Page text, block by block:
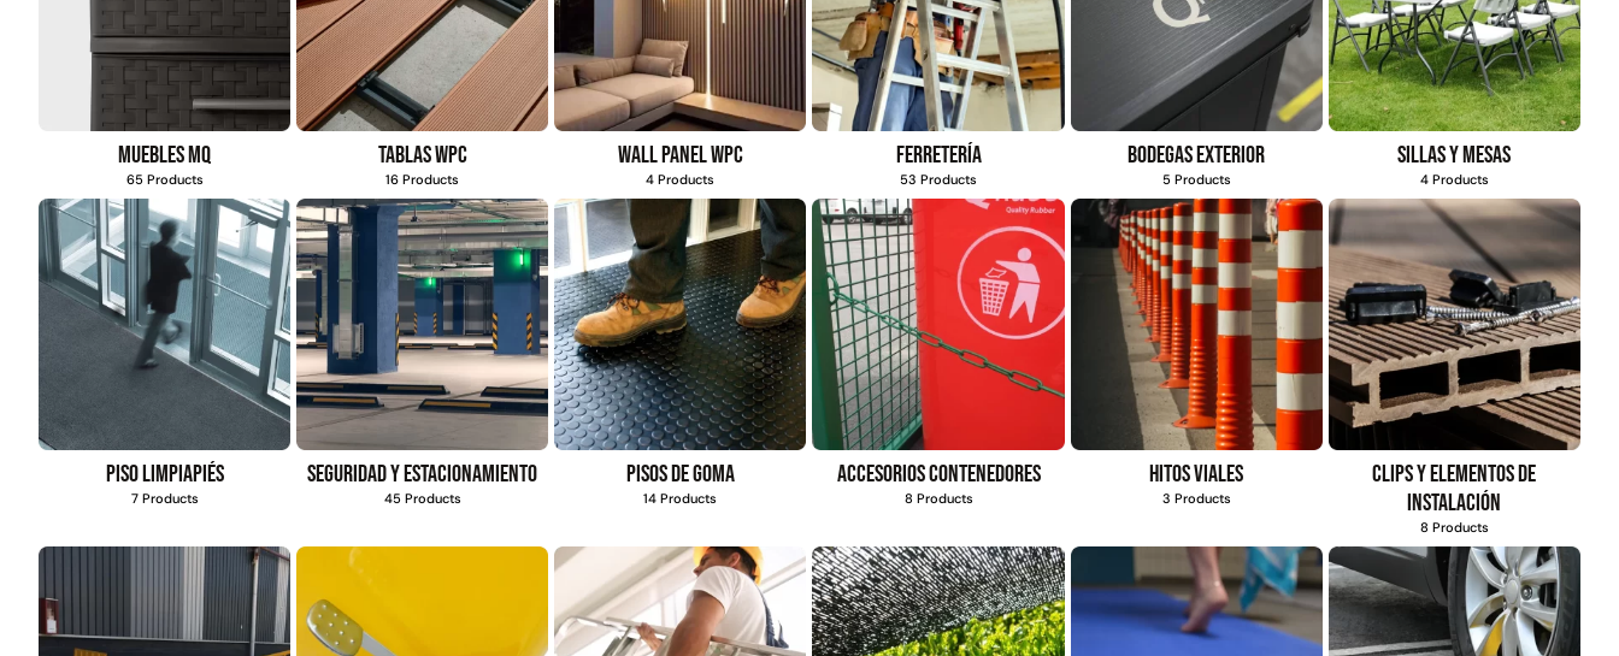
Muebles MQ
65 Products
Tablas WPC
16 Products
Wall Panel WPC
4 Products
Ferretería
53 Products
Bodegas exterior
5 Products
Sillas y mesas
4 Products
Piso limpiapiés
7 Products
Seguridad y estacionamiento
45 Products
Pisos de goma
14 Products
Accesorios contenedores
8 Products
Hitos viales
3 Products
Clips y elementos de
instalación
8 Products
Explora más productos